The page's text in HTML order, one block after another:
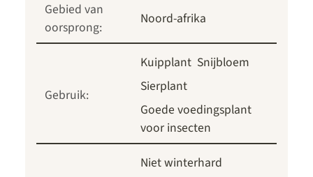
Gebied van
oorsprong:
Noord-afrika
Gebruik:
Kuipplant Snijbloem
Sierplant
Goede voedingsplant
voor insecten
Niet winterhard